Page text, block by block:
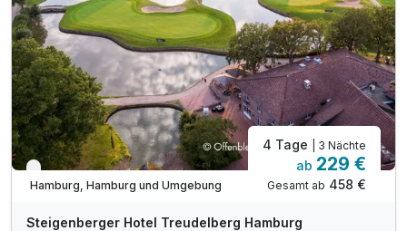
inkl. Bademantel während des Aufenthaltes
inkl. Nutzung W-Lan
Verfügbar bis Dezember
Hamburg, Hamburg und Umgebung
4 Tage | 3 Nächte
ab 229 €
Gesamt ab 458 €
Steigenberger Hotel Treudelberg Hamburg